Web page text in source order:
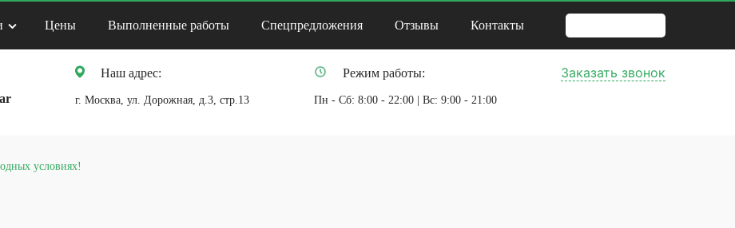
Цены Выполненные работы Спецпредложения Отзывы Контакты
Наш адрес:
г. Москва, ул. Дорожная, д.3, стр.13
Режим работы:
Пн - Сб: 8:00 - 22:00 | Вс: 9:00 - 21:00
Заказать звонок
условиях!